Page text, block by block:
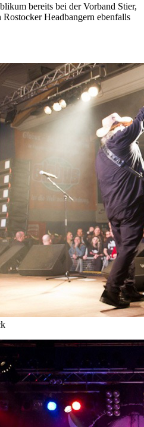
bereits bei der Vorband Stier,
Headbangern ebenfalls